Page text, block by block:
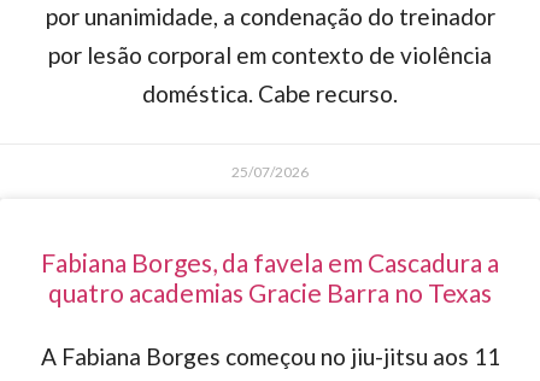
por unanimidade, a condenação do treinador
por lesão corporal em contexto de violência
doméstica. Cabe recurso.
25/07/2026
Fabiana Borges, da favela em Cascadura a
quatro academias Gracie Barra no Texas
A Fabiana Borges começou no jiu-jitsu aos 11